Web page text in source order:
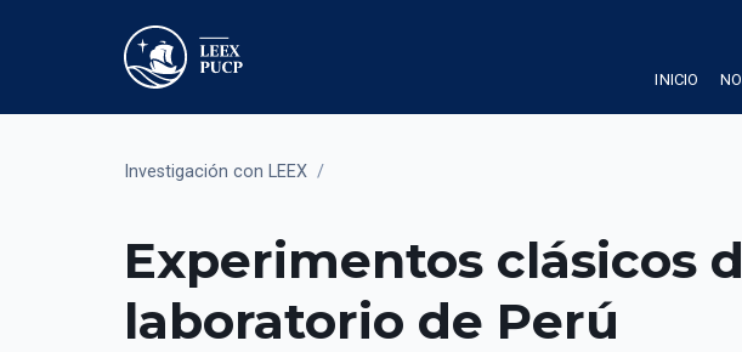
INICIO
Investigación con LEEX /
Experimentos clásicos
laboratorio de Perú